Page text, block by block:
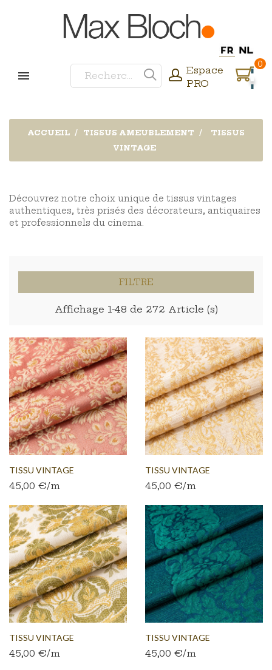
Espace
PRO
0
ACCUEIL TISSUS AMEUBLEMENT
TISSUS
VINTAGE
Découvrez notre choix unique de tissus vintages
authentiques, très prisés des décorateurs, antiquaires
et professionnels du cinema.
FILTRE
Affichage 1-48 de 272 Article (s)
TISSU VINTAGE
AUTHENTIQUE...
45,00 €/m
TISSU VINTAGE
AUTHENTIQUE...
45,00 €/m
TISSU VINTAGE
AUTHENTIQUE...
45,00 €/m
TISSU VINTAGE
AUTHENTIQUE...
45,00 €/m